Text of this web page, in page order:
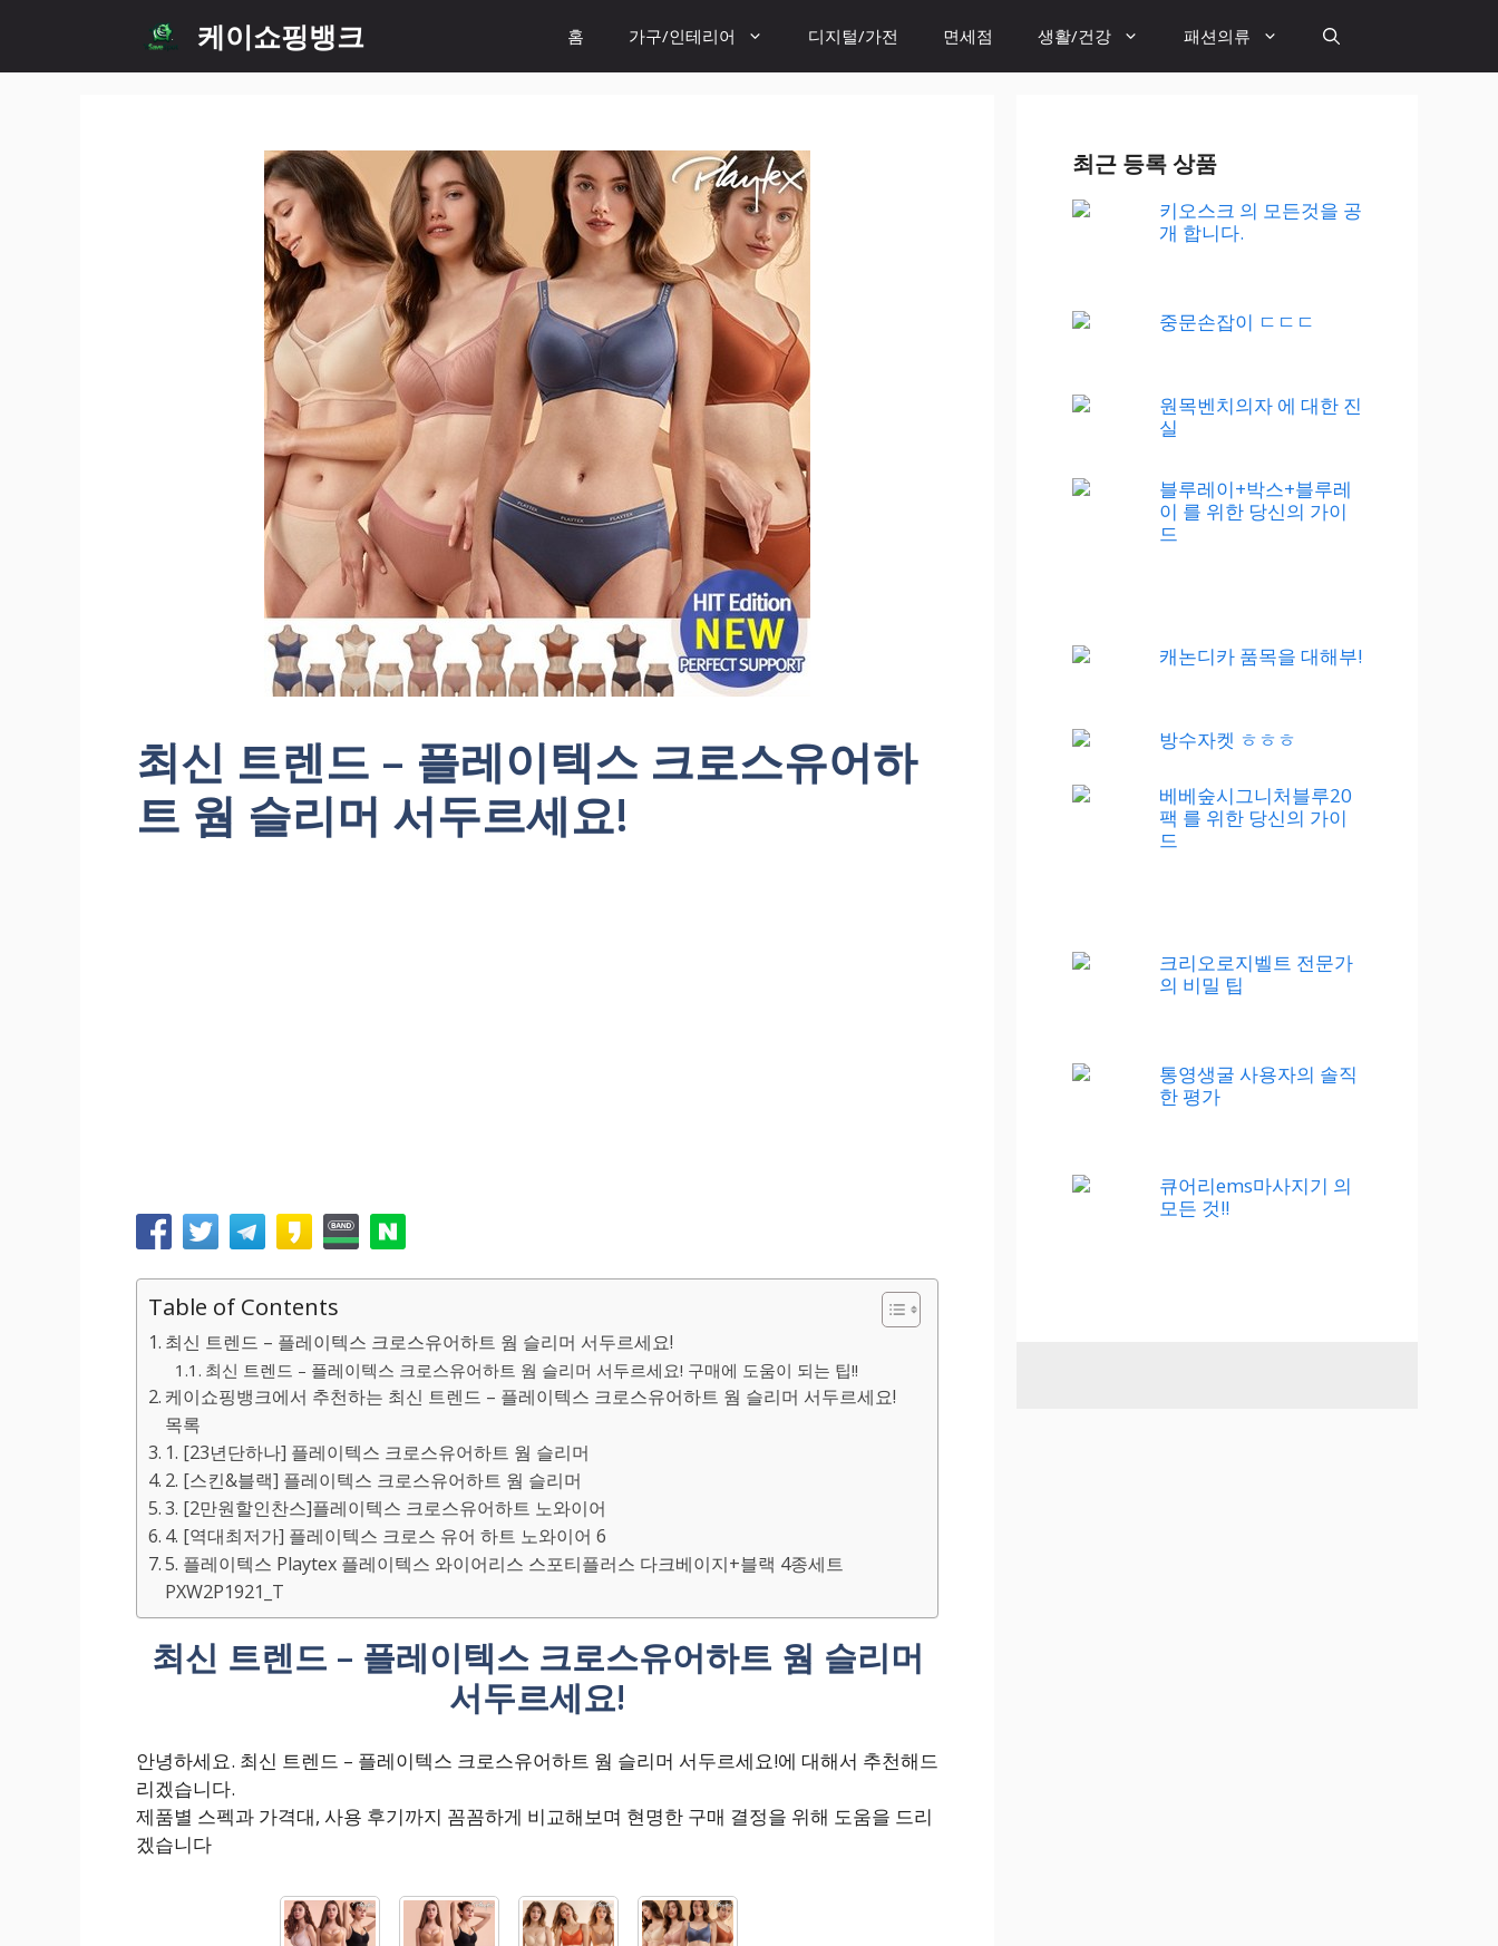
content
케이쇼핑뱅크 홈 가구/인테리어 디지털/가전 면세점 생활/건강 패션의류
최신 트렌드 – 플레이텍스 크로스유어하
트 웜 슬리머 서두르세요!
Table of Contents
최신 트렌드 – 플레이텍스 크로스유어하트 웜 슬리머 서두르세요!
최신 트렌드 – 플레이텍스 크로스유어하트 웜 슬리머 서두르세요! 구매에 도움이 되는 팁!!
케이쇼핑뱅크에서 추천하는 최신 트렌드 – 플레이텍스 크로스유어하트 웜 슬리머 서두르세요!
목록
1. [23년단하나] 플레이텍스 크로스유어하트 웜 슬리머
2. [스킨&블랙] 플레이텍스 크로스유어하트 웜 슬리머
3. [2만원할인찬스]플레이텍스 크로스유어하트 노와이어
4. [역대최저가] 플레이텍스 크로스 유어 하트 노와이어 6
5. 플레이텍스 Playtex 플레이텍스 와이어리스 스포티플러스 다크베이지+블랙 4종세트
PXW2P1921_T
최신 트렌드 – 플레이텍스 크로스유어하트 웜 슬리머
서두르세요!
안녕하세요. 최신 트렌드 – 플레이텍스 크로스유어하트 웜 슬리머 서두르세요!에 대해서 추천해드
리겠습니다.
제품별 스펙과 가격대, 사용 후기까지 꼼꼼하게 비교해보며 현명한 구매 결정을 위해 도움을 드리
겠습니다
최근 등록 상품
키오스크 의 모든것을 공
개 합니다.
중문손잡이 ㄷㄷㄷ
원목벤치의자 에 대한 진
실
블루레이+박스+블루레
이 를 위한 당신의 가이
드
캐논디카 품목을 대해부!
방수자켓 ㅎㅎㅎ
베베숲시그니처블루20
팩 를 위한 당신의 가이
드
크리오로지벨트 전문가
의 비밀 팁
통영생굴 사용자의 솔직
한 평가
큐어리ems마사지기 의
모든 것!!